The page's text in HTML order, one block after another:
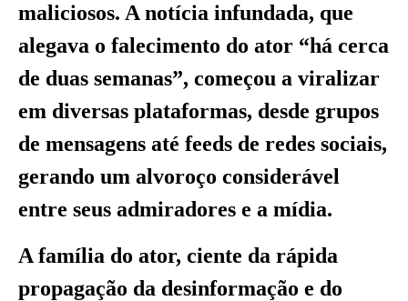
maliciosos. A notícia infundada, que
alegava o falecimento do ator “há cerca
de duas semanas”, começou a viralizar
em diversas plataformas, desde grupos
de mensagens até feeds de redes sociais,
gerando um alvoroço considerável
entre seus admiradores e a mídia.
A família do ator, ciente da rápida
propagação da desinformação e do